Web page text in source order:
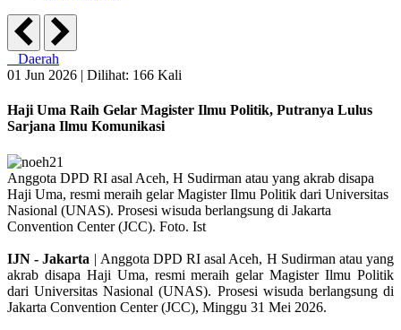
Daerah
01 Jun 2026 | Dilihat: 166 Kali
Haji Uma Raih Gelar Magister Ilmu Politik, Putranya Lulus
Sarjana Ilmu Komunikasi
Anggota DPD RI asal Aceh, H Sudirman atau yang akrab disapa
Haji Uma, resmi meraih gelar Magister Ilmu Politik dari Universitas
Nasional (UNAS). Prosesi wisuda berlangsung di Jakarta
Convention Center (JCC). Foto. Ist
IJN - Jakarta | Anggota DPD RI asal Aceh, H Sudirman atau yang
akrab disapa Haji Uma, resmi meraih gelar Magister Ilmu Politik
dari Universitas Nasional (UNAS). Prosesi wisuda berlangsung di
Jakarta Convention Center (JCC), Minggu 31 Mei 2026.